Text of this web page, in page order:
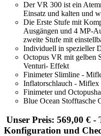
Der VR 300 ist ein
Einsatz und kalten und
Die Erste Stufe mit
Ausgängen und 4 MP-
zweite Stufe mit
Individuell in spezieller
Octopus VR mit gelben
Venturi- Effekt
Finimeter Slimline -
Inflatorschlauch - Miflex
Finimeter und
Blue Ocean Stofftasche
Unser Preis: 569,00 €
Konfiguration und